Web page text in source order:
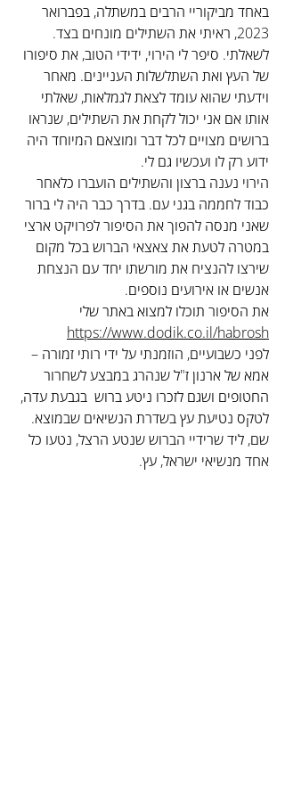
באחד מביקוריי הרבים במשתלה, בפברואר
2023, ראיתי את השתילים מונחים בצד.
לשאלתי. סיפר לי הירוי, ידידי הטוב, את סיפורו
של העץ ואת השתלשלות העניינים. מאחר
וידעתי שהוא עומד לצאת לגמלאות, שאלתי
אותו אם אני יכול לקחת את השתילים, שנראו
ברושים מצויים לכל דבר ומוצאם המיוחד היה
ידוע רק לו ועכשיו גם לי.
הירוי נענה ברצון והשתילים הועברו כלאחר
כבוד לחממה בגני עם. בדרך כבר היה לי ברור
שאני מנסה להפוך את הסיפור לפרויקט ארצי
במטרה לטעת את צאצאי הברוש בכל מקום
שירצו להנציח את מורשתו יחד עם הנצחת
אנשים או אירועים נוספים.
את הסיפור תוכלו למצוא באתר שלי
https://www.dodik.co.il/habrosh
לפני כשבועיים, הוזמנתי על ידי רותי זמורה –
אמא של ארנון ז"ל שנהרג במבצע לשחרור
החטופים ושגם לזכרו ניטע ברוש  בגבעת עדה,
לטקס נטיעת עץ בשדרת הנשיאים שבמוצא.
שם, ליד שרידיי הברוש שנטע הרצל, נטעו כל
אחד מנשיאי ישראל, עץ.